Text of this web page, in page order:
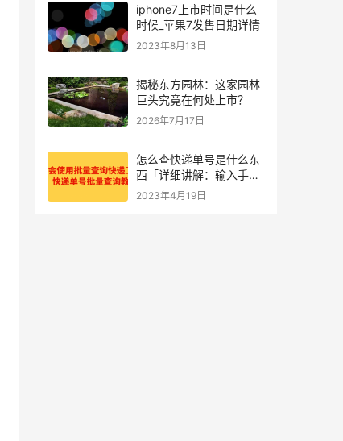
iphone7上市时间是什么
时候_苹果7发售日期详情
2023年8月13日
揭秘东方园林：这家园林
巨头究竟在何处上市？
2026年7月17日
怎么查快递单号是什么东
西「详细讲解：输入手机
号查物流单号技巧」
2023年4月19日